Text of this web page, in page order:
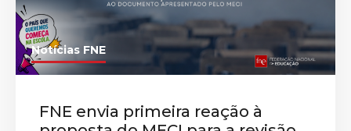
Notícias FNE
FNE envia primeira reação à